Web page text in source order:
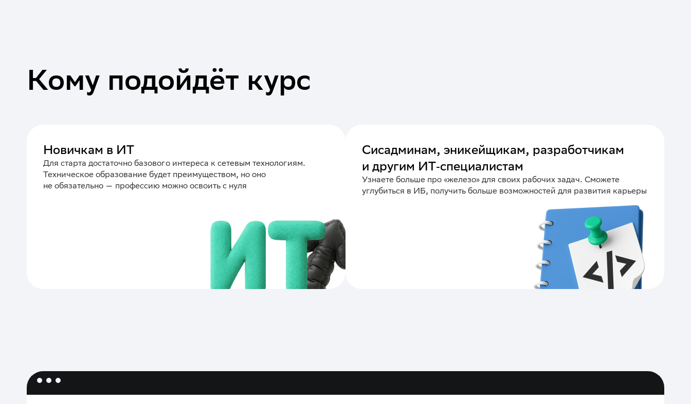
Кому подойдёт курс
Новичкам в ИТ
Для старта достаточно базового интереса к сетевым технологиям.
Техническое образование будет преимуществом, но оно
не обязательно — профессию можно освоить с нуля
Сисадминам, эникейщикам, разработчикам
и другим ИТ‑специалистам
Узнаете больше про «железо» для своих рабочих задач. Сможете
углубиться в ИБ, получить больше возможностей для развития карьеры